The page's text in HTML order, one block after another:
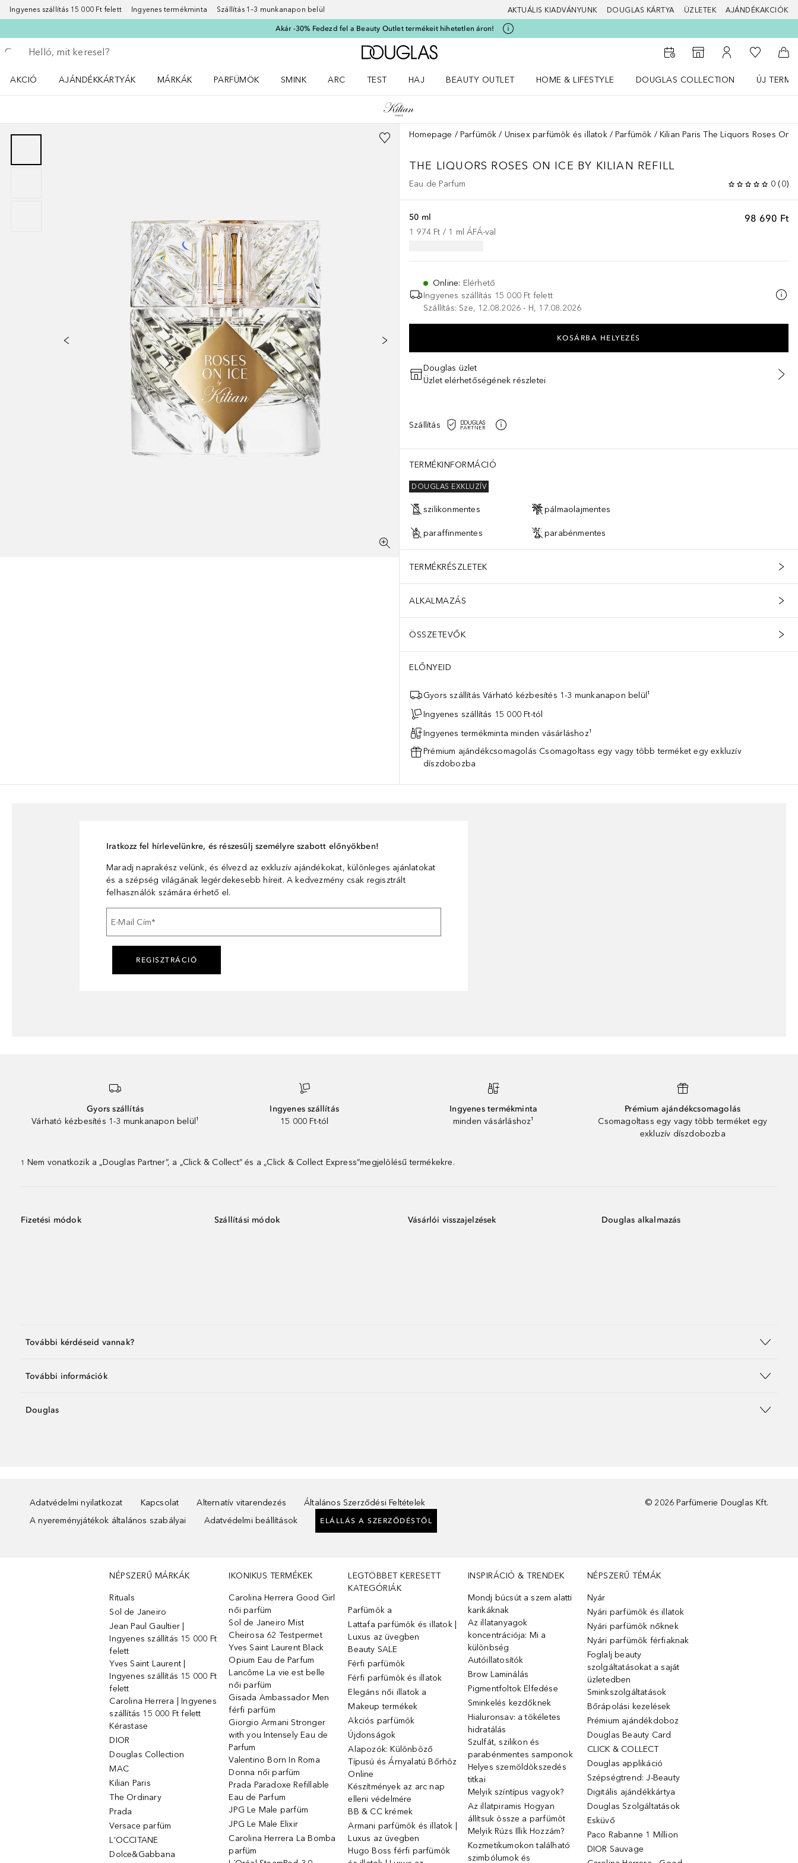
Ingyenes szállítás 15 000 Ft felett Ingyenes termékminta Szállítás 1–3 munkanapon belül AKTUÁLIS KIADVÁNYUNK DOUGLAS KÁRTYA ÜZLETEK AJÁNDÉKAKCIÓK
Akár -30% Fedezd fel a Beauty Outlet termékeit hihetetlen áron!
Menj vissza
Keresés végrehajtása
A Douglas Főoldalra
Az üzletkeresőhöz
A fiókomhoz
A
AKCIÓ
AJÁNDÉKKÁRTYÁK
MÁRKÁK
PARFÜMÖK
SMINK
ARC
TEST
HAJ
BEAUTY OUTLET
HOME & LIFESTYLE
DOUGLAS COLLECTION
ÚJ
Homepage Parfümök Unisex parfümök és illatok Parfümök Kilian Paris The Liquors Roses On
THE LIQUORS ROSES ON ICE BY KILIAN REFILL
Eau de Parfum 0 (0)
98 690 Ft
50 ml
1 974 Ft / 1 ml ÁFÁ-val
Online: Elérhető
Ingyenes szállítás 15 000 Ft felett
Szállítás: Sze, 12.08.2026 - H, 17.08.2026
KOSÁRBA HELYEZÉS
Douglas üzlet
Üzlet elérhetőségének részletei
Szállítás
TERMÉKINFORMÁCIÓ
DOUGLAS EXKLUZÍV
szilikonmentes pálmaolajmentes
paraffinmentes parabénmentes
TERMÉKRÉSZLETEK
ALKALMAZÁS
ÖSSZETEVŐK
ELŐNYEID
Gyors szállítás Várható kézbesítés 1-3 munkanapon belül¹
Ingyenes szállítás 15 000 Ft-tól
Ingyenes termékminta minden vásárláshoz¹
Prémium ajándékcsomagolás Csomagoltass egy vagy több terméket egy exkluzív
díszdobozba
Iratkozz fel hírlevelünkre, és részesülj személyre szabott előnyökben!
Maradj naprakész velünk, és élvezd az exkluzív ajándékokat, különleges ajánlatokat
és a szépség világának legérdekesebb híreit. A kedvezmény csak regisztrált
felhasználók számára érhető el.
E-Mail Cím*
REGISZTRÁCIÓ
Gyors szállítás
Várható kézbesítés 1-3 munkanapon belül¹
Ingyenes szállítás
15 000 Ft-tól
Ingyenes termékminta
minden vásárláshoz¹
Prémium ajándékcsomagolás
Csomagoltass egy vagy több terméket egy
exkluzív díszdobozba
1 Nem vonatkozik a „Douglas Partner”, a „Click & Collect” és a „Click & Collect Express”megjelölésű termékekre.
Fizetési módok Szállítási módok Vásárlói visszajelzések Douglas alkalmazás
További kérdéseid vannak?
További információk
Douglas
Adatvédelmi nyilatkozat Kapcsolat Alternatív vitarendezés
Általános Szerződési Feltételek
A nyereményjátékok általános szabályai
Adatvédelmi beállítások ELÁLLÁS A SZERZŐDÉSTŐL
© 2026 Parfümerie Douglas Kft.
NÉPSZERŰ MÁRKÁK
Rituals
Sol de Janeiro
Jean Paul Gaultier |
Ingyenes szállítás 15 000 Ft
felett
Yves Saint Laurent |
Ingyenes szállítás 15 000 Ft
felett
Carolina Herrera | Ingyenes
szállítás 15 000 Ft felett
Kérastase
DIOR
Douglas Collection
MAC
Kilian Paris
The Ordinary
Prada
Versace parfüm
L'OCCITANE
Dolce&Gabbana
IKONIKUS TERMÉKEK
Carolina Herrera Good Girl
női parfüm
Sol de Janeiro Mist
Cheirosa 62 Testpermet
Yves Saint Laurent Black
Opium Eau de Parfum
Lancôme La vie est belle
női parfüm
Gisada Ambassador Men
férfi parfüm
Giorgio Armani Stronger
with you Intensely Eau de
Parfum
Valentino Born In Roma
Donna női parfüm
Prada Paradoxe Refillable
Eau de Parfum
JPG Le Male parfüm
JPG Le Male Elixir
Carolina Herrera La Bomba
parfüm
LEGTÖBBET KERESETT
KATEGÓRIÁK
Parfümök ️a
Lattafa parfümök és illatok |
Luxus az üvegben
Beauty SALE
Férfi parfümök
Férfi parfümök és illatok
Elegáns női illatok ️a
Makeup termékek
Akciós parfümök
Újdonságok
Alapozók: Különböző
Típusú és Árnyalatú Bőrhöz
Online
Készítmények az arc nap
elleni védelmére
BB & CC krémek
Armani parfümök és illatok |
Luxus az üvegben
Hugo Boss férfi parfümök
INSPIRÁCIÓ & TRENDEK
Mondj búcsút a szem alatti
karikáknak
Az illatanyagok
koncentrációja: Mi a
különbség
Autóillatosítók
Brow Laminálás
Pigmentfoltok Elfedése
Sminkelés kezdőknek
Hialuronsav: a tökéletes
hidratálás
Szulfát, szilikon és
parabénmentes samponok
Helyes szemöldökszedés
titkai
Melyik színtípus vagyok?
Az illatpiramis Hogyan
állítsuk össze a parfümöt
Melyik Rúzs Illik Hozzám?
Kozmetikumokon található
szimbólumok és
NÉPSZERŰ TÉMÁK
Nyár
Nyári parfümök és illatok
Nyári parfümök nőknek
Nyári parfümök férfiaknak
Foglalj beauty
szolgáltatásokat a saját
üzletedben
Sminkszolgáltatások
Bőrápolási kezelések
Prémium ajándékdoboz
Douglas Beauty Card
CLICK & COLLECT
Douglas applikáció
Szépségtrend: J-Beauty
Digitális ajándékkártya
Douglas Szolgáltatások
Esküvő
Paco Rabanne 1 Million
DIOR Sauvage